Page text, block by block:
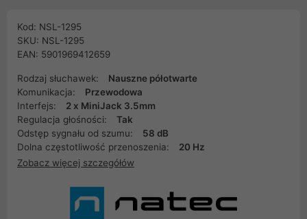
Kod: NSL-1295
SKU: NSL-1295
EAN: 5901969412659
Rodzaj słuchawek:
Nauszne półotwarte
Komunikacja:
Przewodowa
Interfejs:
2 x MiniJack 3.5mm
Regulacja głośności:
Tak
Odstęp sygnału od szumu:
58 dB
Dolna częstotliwość przenoszenia:
20 Hz
Zobacz więcej szczegółów